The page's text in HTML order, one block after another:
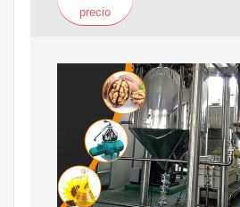
precio